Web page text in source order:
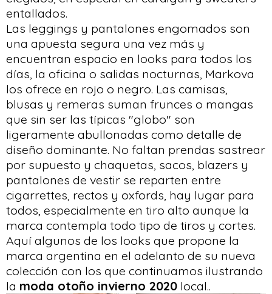
entallados.
Las leggings y pantalones engomados son
una apuesta segura una vez más y
encuentran espacio en looks para todos los
días, la oficina o salidas nocturnas, Markova
los ofrece en rojo o negro. Las camisas,
blusas y remeras suman frunces o mangas
que sin ser las típicas "globo" son
ligeramente abullonadas como detalle de
diseño dominante. No faltan prendas sastrear
por supuesto y chaquetas, sacos, blazers y
pantalones de vestir se reparten entre
cigarrettes, rectos y oxfords, hay lugar para
todos, especialmente en tiro alto aunque la
marca contempla todo tipo de tiros y cortes.
Aquí algunos de los looks que propone la
marca argentina en el adelanto de su nueva
colección con los que continuamos ilustrando
la moda otoño invierno 2020 local..